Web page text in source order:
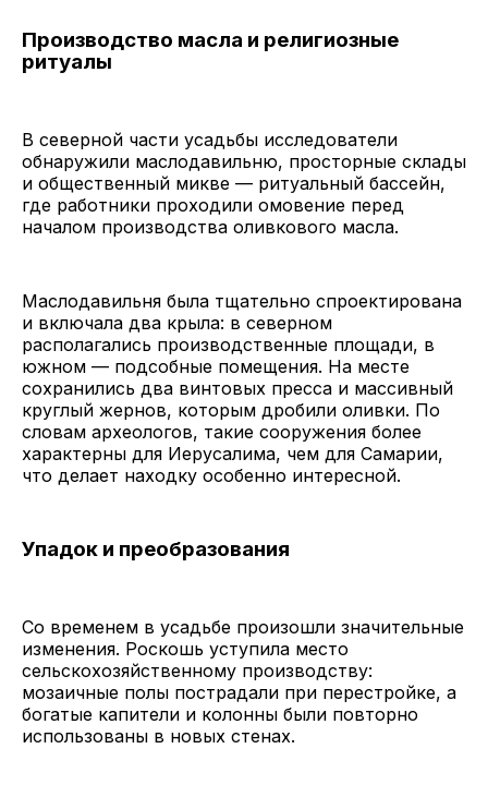
Производство масла и религиозные
ритуалы
В северной части усадьбы исследователи
обнаружили маслодавильню, просторные склады
и общественный микве — ритуальный бассейн,
где работники проходили омовение перед
началом производства оливкового масла.
Маслодавильня была тщательно спроектирована
и включала два крыла: в северном
располагались производственные площади, в
южном — подсобные помещения. На месте
сохранились два винтовых пресса и массивный
круглый жернов, которым дробили оливки. По
словам археологов, такие сооружения более
характерны для Иерусалима, чем для Самарии,
что делает находку особенно интересной.
Упадок и преобразования
Со временем в усадьбе произошли значительные
изменения. Роскошь уступила место
сельскохозяйственному производству:
мозаичные полы пострадали при перестройке, а
богатые капители и колонны были повторно
использованы в новых стенах.